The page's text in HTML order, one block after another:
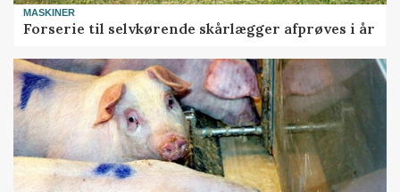
MASKINER
Forserie til selvkørende skårlægger afprøves i år